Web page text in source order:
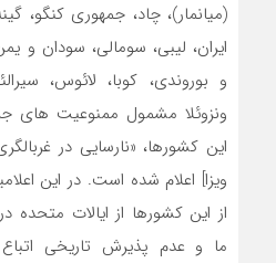
(میانمار)، چاد، جمهوری کنگو،
ایران، لیبی، سومالی، سودان
و بوروندی، کوبا، لائوس،
ونزوئلا مشمول ممنوعیت ‌های
این کشورها، «نارسایی در
ویزا] اعلام شده است. در این
از این کشورها از ایالات متحده
ما و عدم پذیرش تاریخی